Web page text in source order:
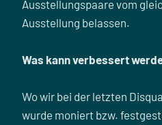
Ausstellungspaare vom
Ausstellung belassen.
Was kann verbessert
Wo wir bei der letzten
wurde moniert bzw.